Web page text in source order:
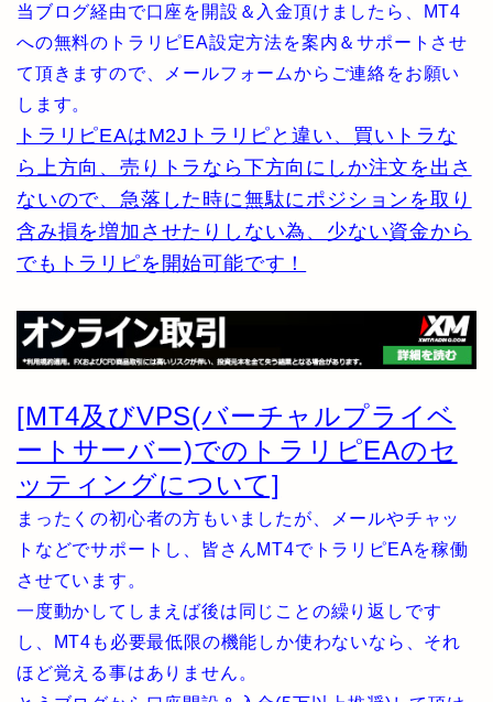
当ブログ経由で口座を開設＆入金頂けましたら、MT4
への無料のトラリピEA設定方法を案内＆サポートさせ
て頂きますので、メールフォームからご連絡をお願い
します。
トラリピEAはM2Jトラリピと違い、買いトラな
ら上方向、売りトラなら下方向にしか注文を出さ
ないので、急落した時に無駄にポジションを取り
含み損を増加させたりしない為、少ない資金から
でもトラリピを開始可能です！
[MT4及びVPS(バーチャルプライベ
ートサーバー)でのトラリピEAのセ
ッティングについて]
まったくの初心者の方もいましたが、メールやチャッ
トなどでサポートし、皆さんMT4でトラリピEAを稼働
させています。
一度動かしてしまえば後は同じことの繰り返しです
し、MT4も必要最低限の機能しか使わないなら、それ
ほど覚える事はありません。